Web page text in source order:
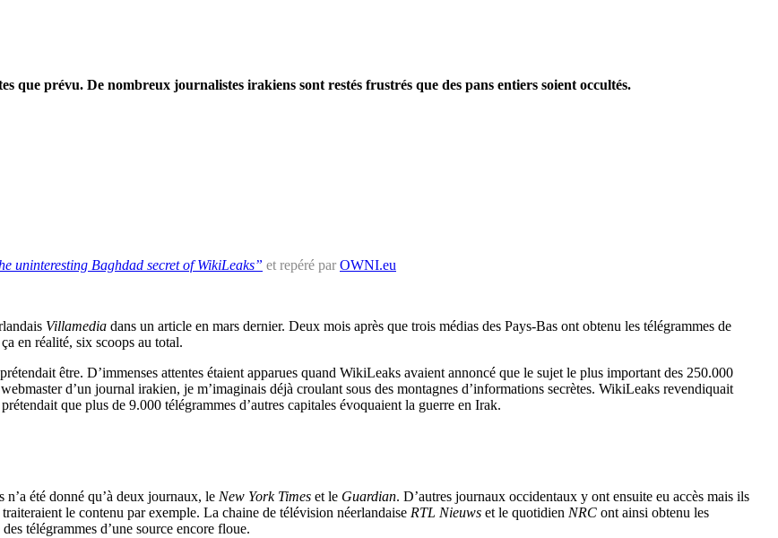
que prévu. De nombreux journalistes irakiens sont restés frustrés que des pans entiers soient occultés.
uninteresting Baghdad secret of WikiLeaks” et repéré par OWNI.eu
Villamedia dans un article en mars dernier. Deux mois après que trois médias des Pays-Bas ont obtenu les télégrammes de
en réalité, six scoops au total.
être. D’immenses attentes étaient apparues quand WikiLeaks avaient annoncé que le sujet le plus important des 250.000
d’un journal irakien, je m’imaginais déjà croulant sous des montagnes d’informations secrètes. WikiLeaks revendiquait
que plus de 9.000 télégrammes d’autres capitales évoquaient la guerre en Irak.
n’a été donné qu’à deux journaux, le New York Times et le Guardian. D’autres journaux occidentaux y ont ensuite eu accès mais ils
le contenu par exemple. La chaine de télévision néerlandaise RTL Nieuws et le quotidien NRC ont ainsi obtenu les
télégrammes d’une source encore floue.